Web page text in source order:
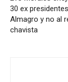
30 ex
Almagro y no al
chavista